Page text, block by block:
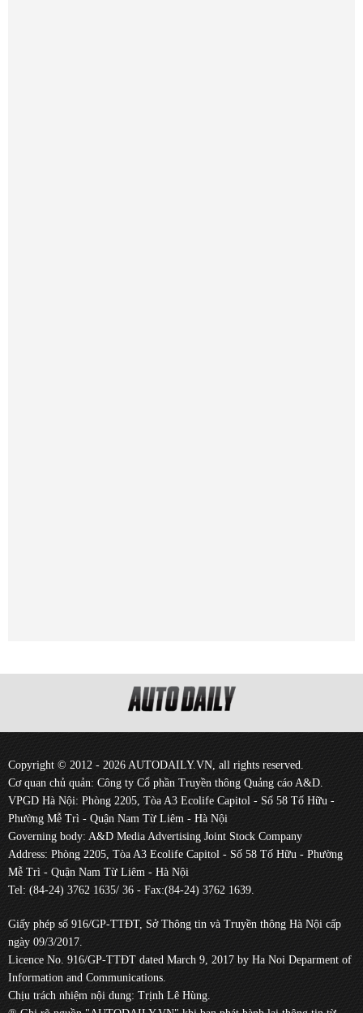
Copyright © 2012 - 2026 AUTODAILY.VN, all rights reserved.
Cơ quan chủ quản: Công ty Cổ phần Truyền thông Quảng cáo A&D.
VPGD Hà Nội: Phòng 2205, Tòa A3 Ecolife Capitol - Số 58 Tố Hữu -
Phường Mễ Trì - Quận Nam Từ Liêm - Hà Nội
Governing body: A&D Media Advertising Joint Stock Company
Address: Phòng 2205, Tòa A3 Ecolife Capitol - Số 58 Tố Hữu - Phường
Mễ Trì - Quận Nam Từ Liêm - Hà Nội
Tel: (84-24) 3762 1635/ 36 - Fax:(84-24) 3762 1639.
Giấy phép số 916/GP-TTĐT, Sở Thông tin và Truyền thông Hà Nội cấp
ngày 09/3/2017.
Licence No. 916/GP-TTĐT dated March 9, 2017 by Ha Noi Deparment of
Information and Communications.
Chịu trách nhiệm nội dung: Trịnh Lê Hùng.